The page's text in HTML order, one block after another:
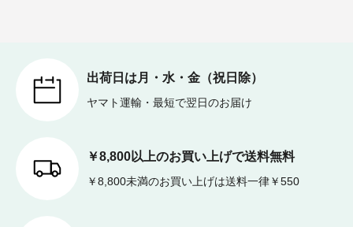
出荷日は月・水・金（祝日除）
ヤマト運輸・最短で翌日のお届け
￥8,800以上のお買い上げで送料無料
￥8,800未満のお買い上げは送料一律￥550